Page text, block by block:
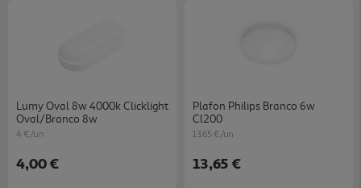
Lumy Oval 8w 4000k Clicklight
Oval/branco 8w
4 €/un
4,00 €
Plafon Philips Branco 6w
Cl200
13.65 €/un
13,65 €